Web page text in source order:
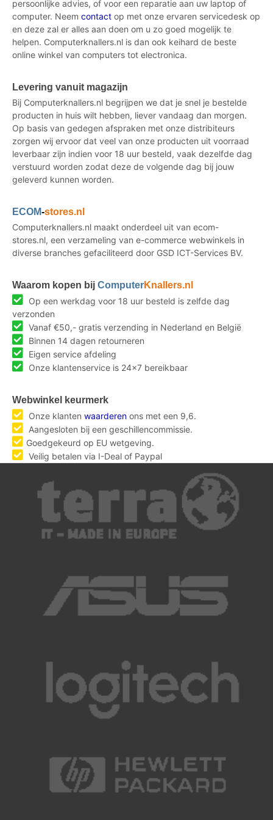
persoonlijke advies, of voor een reparatie aan uw laptop of
computer. Neem contact op met onze ervaren servicedesk op
en deze zal er alles aan doen om u zo goed mogelijk te
helpen. Computerknallers.nl is dan ook keihard de beste
online winkel van computers tot electronica.
Levering vanuit magazijn
Bij Computerknallers.nl begrijpen we dat je snel je bestelde
producten in huis wilt hebben, liever vandaag dan morgen.
Op basis van gedegen afspraken met onze distribiteurs
zorgen wij ervoor dat veel van onze producten uit voorraad
leverbaar zijn indien voor 18 uur besteld, vaak dezelfde dag
verstuurd worden zodat deze de volgende dag bij jouw
geleverd kunnen worden.
ECOM-stores.nl
Computerknallers.nl maakt onderdeel uit van ecom-
stores.nl, een verzameling van e-commerce webwinkels in
diverse branches gefaciliteerd door GSD ICT-Services BV.
Waarom kopen bij ComputerKnallers.nl
Op een werkdag voor 18 uur besteld is zelfde dag
verzonden
Vanaf €50,- gratis verzending in Nederland en België
Binnen 14 dagen retourneren
Eigen service afdeling
Onze klantenservice is 24x7 bereikbaar
Webwinkel keurmerk
Onze klanten waarderen ons met een 9,6.
Aangesloten bij een geschillencommissie.
Goedgekeurd op EU wetgeving.
Veilig betalen via I-Deal of Paypal